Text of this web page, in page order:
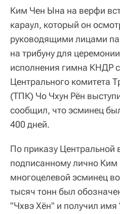
Ким Чен Ына на верфи
караул, который он
руководящими лицами
на трибуну для
исполнения гимна КНДР
Центрального комитета
(ТПК) Чо Чхун Рён
сообщил, что эсминец
400 дней.
По приказу Центральной
подписанному лично
многоцелевой эсминец
тысяч тонн был
"Чхвэ Хён" и получил имя